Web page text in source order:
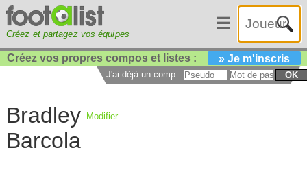
Créez et partagez vos équipes
☰
Créez vos propres compos et listes : » Je m'inscris
J'ai déjà un compte : OK
Bradley
Barcola
Modifier